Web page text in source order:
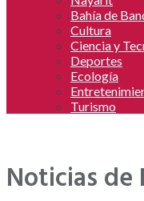
Bahía de
Cultura
Ciencia y
Deportes
Ecología
Turismo
Noticias